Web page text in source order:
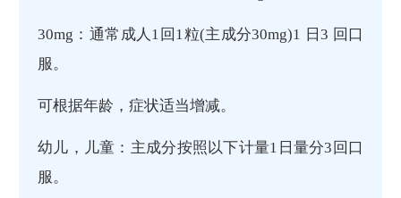
30mg：通常成人1回1粒(主成分30mg)1 日3 回口
服。
可根据年龄，症状适当增减。
幼儿，儿童：主成分按照以下计量1日量分3回口
服。